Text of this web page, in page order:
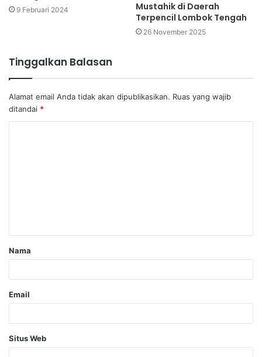
9 Februari 2024
Mustahik di Daerah
Terpencil Lombok Tengah
26 November 2025
Tinggalkan Balasan
Alamat email Anda tidak akan dipublikasikan. Ruas yang wajib
ditandai *
Nama
Email
Situs Web